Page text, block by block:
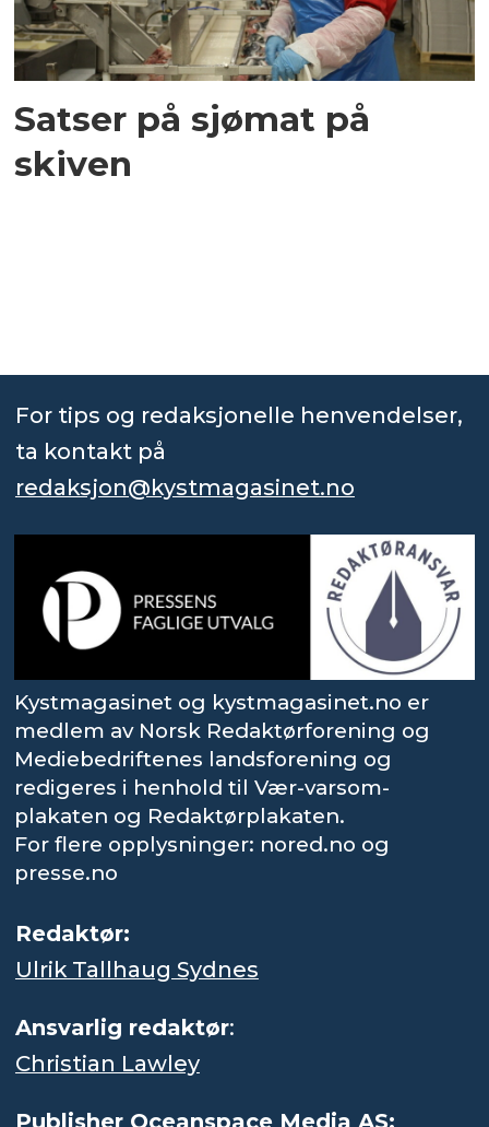
Satser på sjømat på
skiven
For tips og redaksjonelle henvendelser,
ta kontakt på
redaksjon@kystmagasinet.no
Kystmagasinet og kystmagasinet.no er
medlem av Norsk Redaktørforening og
Mediebedriftenes landsforening og
redigeres i henhold til Vær-varsom-
plakaten og Redaktørplakaten.
For flere opplysninger: nored.no og
presse.no
Redaktør:
Ulrik Tallhaug Sydnes
Ansvarlig redaktør:
Christian Lawley
Publisher Oceanspace Media AS: